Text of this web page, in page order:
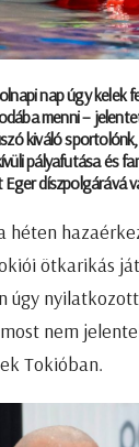
nap úgy kelek
menni –
kiváló
pályafutása és
Eger díszpolgárává
héten
ötkarikás
úgy
nem
Tokióban.